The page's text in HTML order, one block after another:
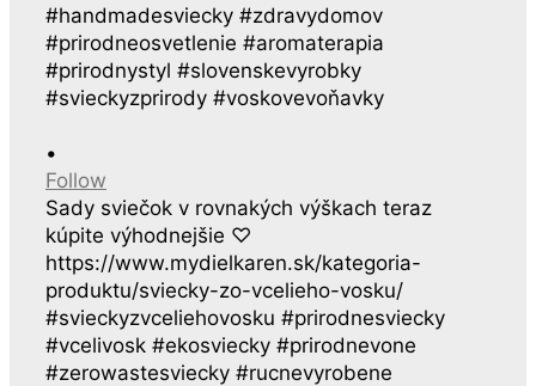
•
Follow
Sady sviečok v rovnakých výškach teraz
kúpite výhodnejšie ♡
https://www.mydielkaren.sk/kategoria-
produktu/sviecky-zo-vcelieho-vosku/
#svieckyzvceliehovosku #prirodnesviecky
#vcelivosk #ekosviecky #prirodnevone
#zerowastesviecky #rucnevyrobene